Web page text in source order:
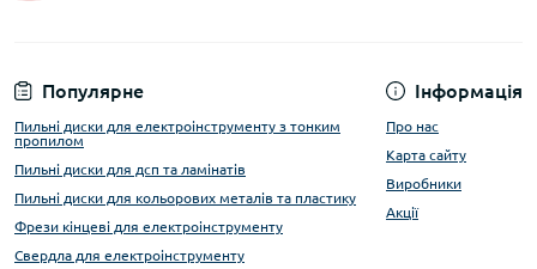
Популярне
Пильні диски для електроінструменту з тонким
пропилом
Пильні диски для дсп та ламінатів
Пильні диски для кольорових металів та пластику
Фрези кінцеві для електроінструменту
Свердла для електроінструменту
Інформація
Про нас
Карта сайту
Виробники
Акції